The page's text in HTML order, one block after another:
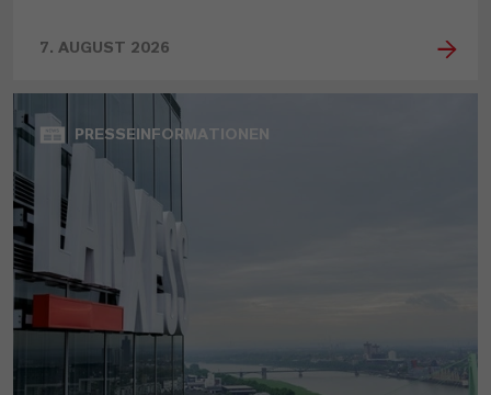
7. AUGUST 2026
PRESSEINFORMATIONEN